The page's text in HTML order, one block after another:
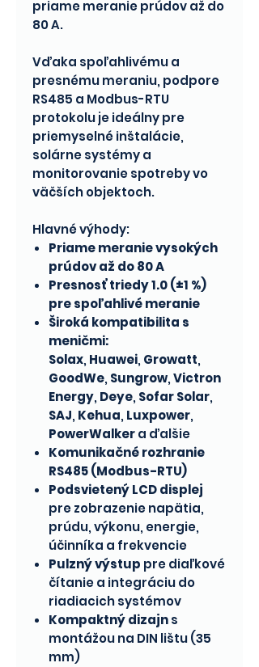
priame meranie prúdov až do
80 A.
Vďaka spoľahlivému a
presnému meraniu, podpore
RS485 a Modbus-RTU
protokolu je ideálny pre
priemyselné inštalácie,
solárne systémy a
monitorovanie spotreby vo
väčších objektoch.
Hlavné výhody:
Priame meranie vysokých
prúdov až do 80 A
Presnosť triedy 1.0 (±1 %)
pre spoľahlivé meranie
Široká kompatibilita s
meničmi:
Solax, Huawei, Growatt,
GoodWe, Sungrow,Victron
Energy, Deye, Sofar Solar,
SAJ, Kehua, Luxpower,
PowerWalkera ďalšie
Komunikačné rozhranie
RS485 (Modbus-RTU)
Podsvietený LCD displej
pre zobrazenie napätia,
prúdu, výkonu, energie,
účinníka a frekvencie
Pulzný výstup pre diaľkové
čítanie a integráciu do
riadiacich systémov
Kompaktný dizajns
montážou na DIN lištu (35
mm)